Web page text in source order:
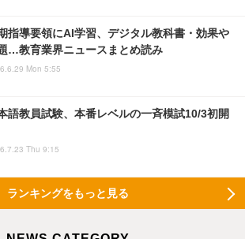
指導要領にAI学習、デジタル教科書・効果や
…教育業界ニュースまとめ読み
Mon 5:55
語教員試験、本番レベルの一斉模試10/3初開
Thu 9:15
ランキングをもっと見る